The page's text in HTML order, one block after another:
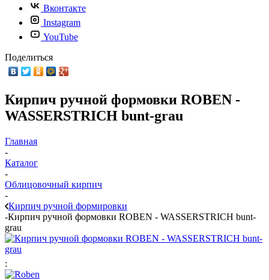
Вконтакте
Instagram
YouTube
Поделиться
Кирпич ручной формовки ROBEN -
WASSERSTRICH bunt-grau
Главная
-
Каталог
-
Облицовочный кирпич
-
Кирпич ручной формировки
-Кирпич ручной формовки ROBEN - WASSERSTRICH bunt-
grau
: